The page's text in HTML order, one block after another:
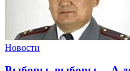
Новости